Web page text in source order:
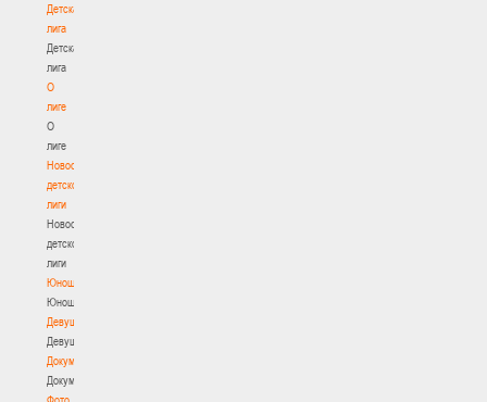
Детская
лига
Детская
лига
О
лиге
О
лиге
Новости
детской
лиги
Новости
детской
лиги
Юноши
Юноши
Девушки
Девушки
Документы
Документы
Фото